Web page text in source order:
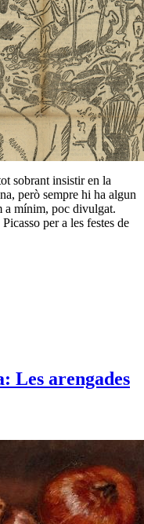
sobrant insistir en la
però sempre hi ha algun
a mínim, poc divulgat.
per a les festes de
Les arengades